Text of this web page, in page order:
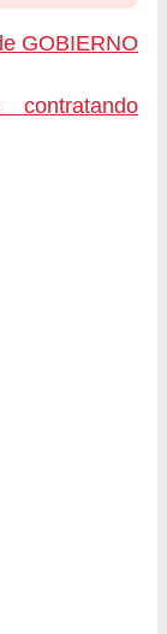
GOBIERNO